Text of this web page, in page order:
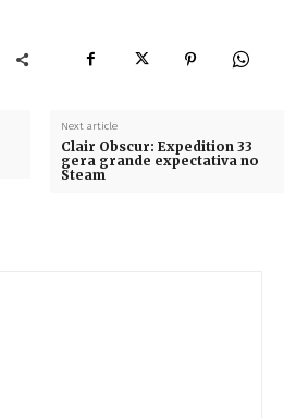
Next article
Clair Obscur: Expedition 33
gera grande expectativa no
Steam